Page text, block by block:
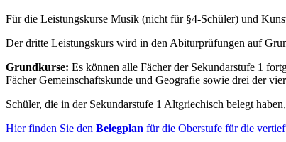
Für die Leistungskurse Musik (nicht für §4-Schüler) und
Der dritte Leistungskurs wird in den Abiturprüfungen auf
Grundkurse: Es können alle Fächer der Sekundarstufe 1
Fächer Gemeinschaftskunde und Geografie sowie drei der
Schüler, die in der Sekundarstufe 1 Altgriechisch belegt
Hier finden Sie den Belegplan für die Oberstufe für die